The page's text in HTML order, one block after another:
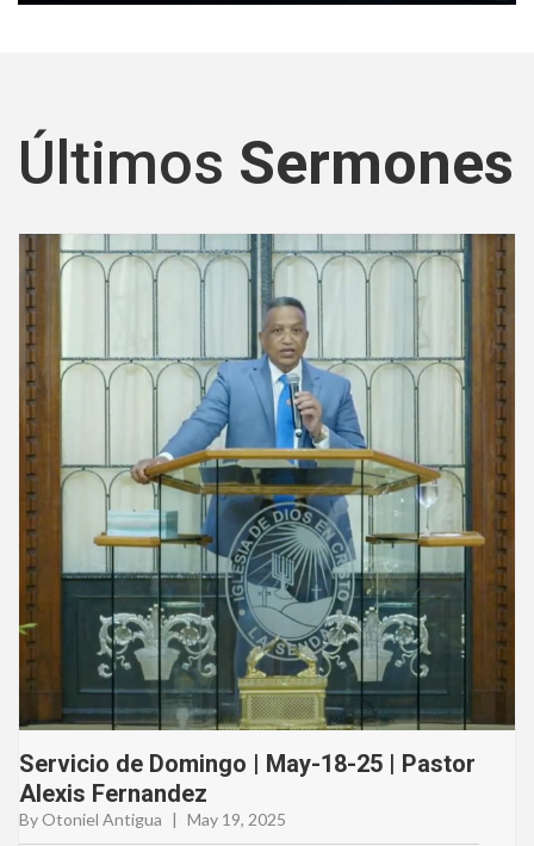
Últimos Sermones
Servicio de Domingo | May-18-25 | Pastor
Alexis Fernandez
By Otoniel Antigua | May 19, 2025